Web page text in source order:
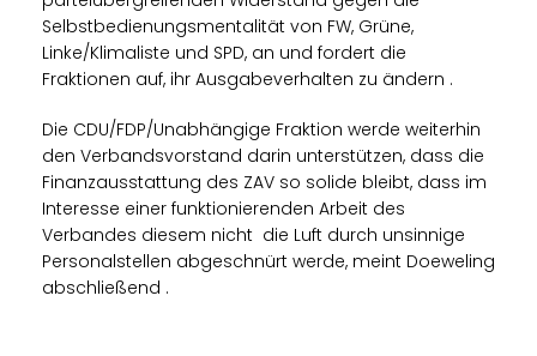
Selbstbedienungsmentalität von FW, Grüne,
Linke/Klimaliste und SPD, an und fordert die
Fraktionen auf, ihr Ausgabeverhalten zu ändern .
Die CDU/FDP/Unabhängige Fraktion werde weiterhin
den Verbandsvorstand darin unterstützen, dass die
Finanzausstattung des ZAV so solide bleibt, dass im
Interesse einer funktionierenden Arbeit des
Verbandes diesem nicht die Luft durch unsinnige
Personalstellen abgeschnürt werde, meint Doeweling
abschließend .